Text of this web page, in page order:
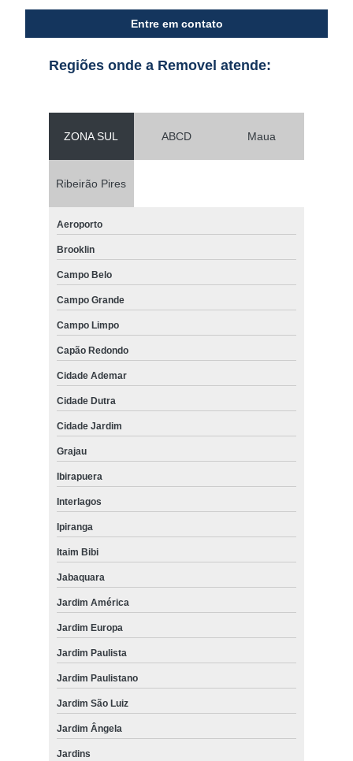
Entre em contato
Regiões onde a Removel atende:
ZONA SUL ABCD Maua
Ribeirão Pires
Aeroporto
Brooklin
Campo Belo
Campo Grande
Campo Limpo
Capão Redondo
Cidade Ademar
Cidade Dutra
Cidade Jardim
Grajau
Ibirapuera
Interlagos
Ipiranga
Itaim Bibi
Jabaquara
Jardim América
Jardim Europa
Jardim Paulista
Jardim Paulistano
Jardim São Luiz
Jardim Ângela
Jardins